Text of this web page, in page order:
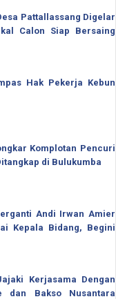
Pattallassang Digelar
Calon Siap Bersaing
Hak Pekerja Kebun
Komplotan Pencuri
di Bulukumba
Andi Irwan Amier
Kepala Bidang, Begini
Kerjasama Dengan
dan Bakso Nusantara